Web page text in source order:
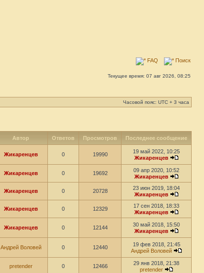
FAQ Поиск
Текущее время: 07 авг 2026, 08:25
Часовой пояс: UTC + 3 часа
Автор Ответов Просмотров Последнее сообщение
Жикаренцев 0 19990
19 май 2022, 10:25
Жикаренцев
Жикаренцев 0 19692
09 апр 2020, 10:52
Жикаренцев
Жикаренцев 0 20728
23 июн 2019, 18:04
Жикаренцев
Жикаренцев 0 12329
17 сен 2018, 18:33
Жикаренцев
Жикаренцев 0 12144
30 май 2018, 15:50
Жикаренцев
Андрей Воловей 0 12440
19 фев 2018, 21:45
Андрей Воловей
pretender 0 12466
29 янв 2018, 21:38
pretender